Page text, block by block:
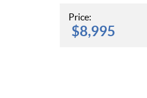
Price:
$8,995